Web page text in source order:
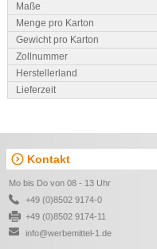
Maße
Menge pro Karton
Gewicht pro Karton
Zollnummer
Herstellerland
Lieferzeit
Kontakt
Mo bis Do von 08 - 13 Uhr
+49 (0)8502 9174-0
+49 (0)8502 9174-11
info@werbemittel-1.de